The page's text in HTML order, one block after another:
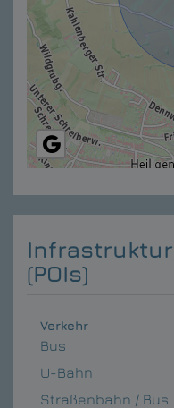
(POIs)
Verkehr
Bus
U-Bahn
Straßenbahn / Bus